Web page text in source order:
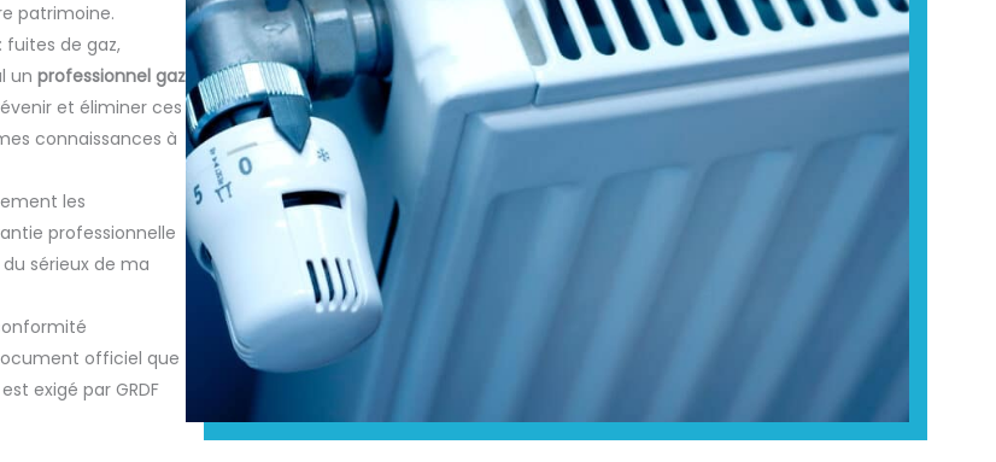
patrimoine.
de gaz,
un professionnel gaz
et éliminer ces
connaissances à
les
professionnelle
sérieux de ma
officiel que
exigé par GRDF